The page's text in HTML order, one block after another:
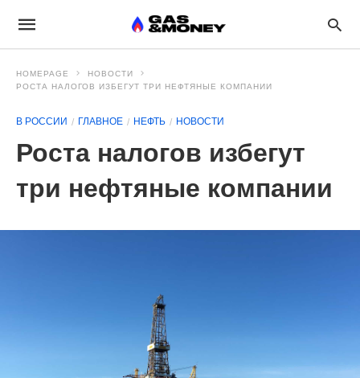
HOMEPAGE
НОВОСТИ
РОСТА НАЛОГОВ ИЗБЕГУТ ТРИ НЕФТЯНЫЕ КОМПАНИИ
В РОССИИ ГЛАВНОЕ НЕФТЬ НОВОСТИ
Роста налогов избегут
три нефтяные компании